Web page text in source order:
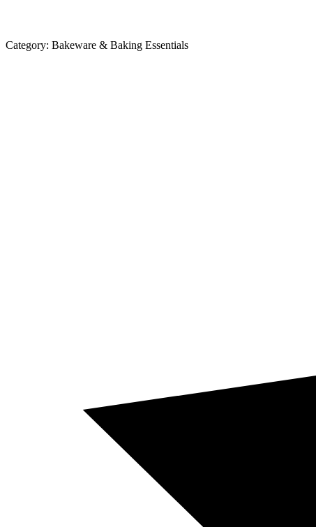
Category: Bakeware & Baking Essentials